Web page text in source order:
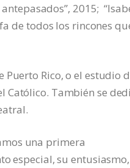
2015;
de todos los rincones
Rico, o el estudio
Católico. También se
una primera
especial, su